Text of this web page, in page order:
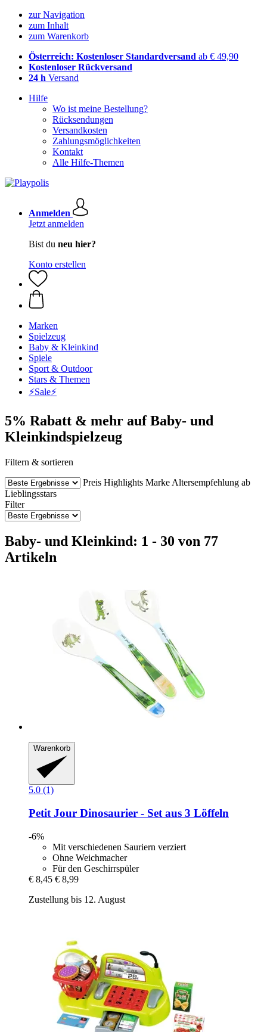
zur Navigation
zum Inhalt
zum Warenkorb
Österreich: Kostenloser Standardversand ab € 49,90
Kostenloser Rückversand
24 h Versand
Hilfe
Wo ist meine Bestellung?
Rücksendungen
Versandkosten
Zahlungsmöglichkeiten
Kontakt
Alle Hilfe-Themen
Anmelden
Jetzt anmelden
Bist du neu hier?
Konto erstellen
Marken
Spielzeug
Baby & Kleinkind
Spiele
Sport & Outdoor
Stars & Themen
⚡️Sale⚡️
5% Rabatt & mehr auf Baby- und
Kleinkindspielzeug
Filtern & sortieren
Preis Highlights Marke Altersempfehlung ab
Lieblingsstars
Filter
Baby- und Kleinkind: 1 - 30 von 77
Artikeln
Warenkorb
5.0 (1)
Petit Jour Dinosaurier -​ Set aus 3 Löffeln
-6%
Mit verschiedenen Sauriern verziert
Ohne Weichmacher
Für den Geschirrspüler
€ 8,45 € 8,99
Zustellung bis 12. August